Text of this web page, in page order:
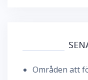
Områden att